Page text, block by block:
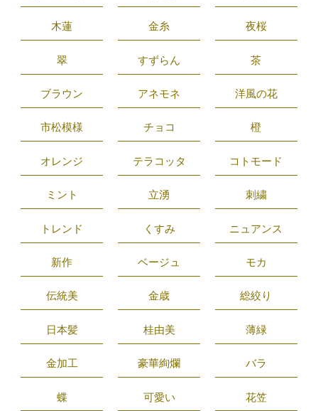
木蓮 金糸 夜桜
翠 すずらん 茶
ブラウン アネモネ 洋風の花
市松模様 チョコ 橙
オレンジ テラコッタ コトモード
ミント 立湧 刺繍
トレンド くすみ ニュアンス
新作 ベージュ モカ
伝統美 金歳 総絞り
日本髪 桂由美 薄緑
金加工 豪華絢爛 バラ
蝶 可愛い 花笠